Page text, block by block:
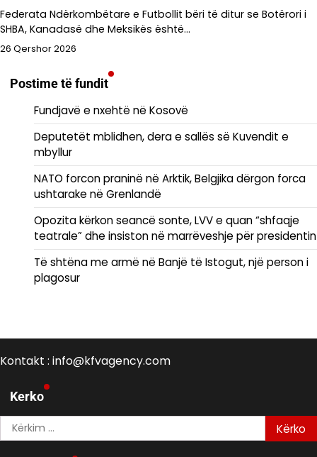
Federata Ndërkombëtare e Futbollit bëri të ditur se Botërori i
SHBA, Kanadasë dhe Meksikës është…
26 Qershor 2026
Postime të fundit
Fundjavë e nxehtë në Kosovë
Deputetët mblidhen, dera e sallës së Kuvendit e
mbyllur
NATO forcon praninë në Arktik, Belgjika dërgon forca
ushtarake në Grenlandë
Opozita kërkon seancë sonte, LVV e quan “shfaqje
teatrale” dhe insiston në marrëveshje për presidentin
Të shtëna me armë në Banjë të Istogut, një person i
plagosur
Kontakt : info@kfvagency.com
Kerko
Kërko
për: